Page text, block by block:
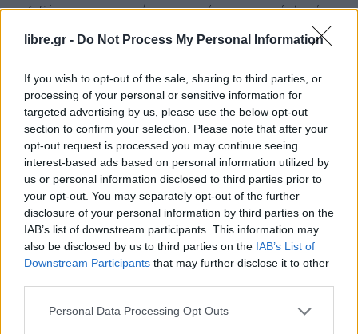
libre.gr - Do Not Process My Personal Information
If you wish to opt-out of the sale, sharing to third parties, or
processing of your personal or sensitive information for
targeted advertising by us, please use the below opt-out
section to confirm your selection. Please note that after your
opt-out request is processed you may continue seeing
interest-based ads based on personal information utilized by
us or personal information disclosed to third parties prior to
your opt-out. You may separately opt-out of the further
disclosure of your personal information by third parties on the
IAB’s list of downstream participants. This information may
also be disclosed by us to third parties on the IAB’s List of
Downstream Participants that may further disclose it to other
Personal Data Processing Opt Outs
ταξιδέψει σε περιοχή που να είναι γνωστό ότι έχει
πληγεί από τον κοροναϊό, έγινε σήμερα ο
Η Ρωσία επίσης συμβουλευσε τους πολίτες της να
μην μεταβαίνουν στην Ιταλία, αλλά ούτε στο Ιράκ
και τη Νότια Κορέα.
Στην Ιρλανδία, οι υγειονομικές αρχές συνέστησαν
τη ματαίωση του ματς ράγκμπι ανάμεσα στην
Ιρλανδία και την Ιταλία που επρόκειτο να
πραγματοποιηθεί στις 7 Μαρτίου στο Δουβλίνο.
Πριν από λίγο η ιρλανδική ένωση ράγκμπι
Ματαίωση πολιτιστικών ή αθλητικών εκδηλώσεων,